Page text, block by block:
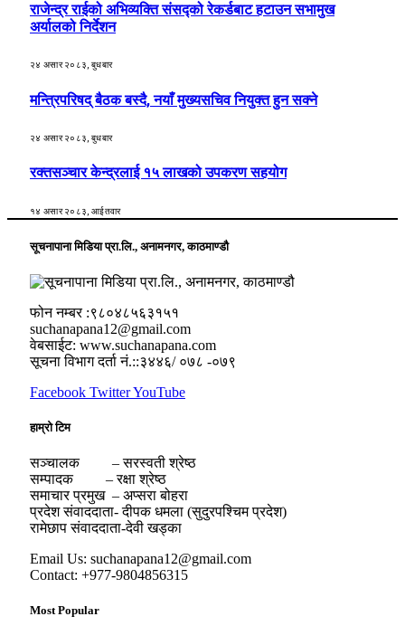
राजेन्द्र राईको अभिव्यक्ति संसद्को रेकर्डबाट हटाउन सभामुख
अर्यालको निर्देशन
२४ असार २०८३, बुधबार
मन्त्रिपरिषद् बैठक बस्दै, नयाँ मुख्यसचिव नियुक्त हुन सक्ने
२४ असार २०८३, बुधबार
रक्तसञ्चार केन्द्रलाई १५ लाखको उपकरण सहयोग
१४ असार २०८३, आईतवार
सूचनापाना मिडिया प्रा.लि., अनामनगर, काठमाण्डौ
फोन नम्बर :९८०४८५६३१५१
suchanapana12@gmail.com
वेबसाईट: www.suchanapana.com
सूचना विभाग दर्ता नं.::३४४६/ ०७८ -०७९
Facebook TwitterYouTube
हाम्रो टिम
सञ्चालक – सरस्वती श्रेष्ठ
सम्पादक – रक्षा श्रेष्ठ
समाचार प्रमुख – अप्सरा बोहरा
प्रदेश संवाददाता- दीपक धमला (सुदुरपश्चिम प्रदेश)
रामेछाप संवाददाता-देवी खड्का
Email Us: suchanapana12@gmail.com
Contact: +977-9804856315
Most Popular